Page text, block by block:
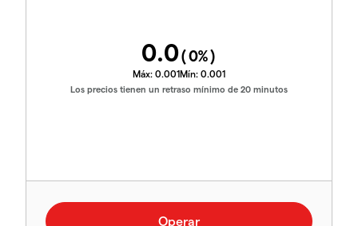
0.0(0%)
Máx: 0.001Mín: 0.001
Los precios tienen un retraso mínimo de 20 minutos